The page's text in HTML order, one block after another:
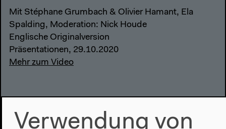
Mit Stéphane Grumbach & Olivier Hamant, Ela
Spalding, Moderation: Nick Houde
Englische Originalversion
Präsentationen, 29.10.2020
Mehr zum Video
Verwendung von